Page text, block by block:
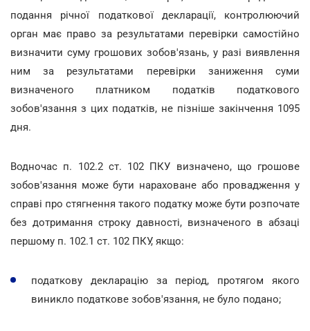
подання річної податкової декларації, контролюючий
орган має право за результатами перевірки самостійно
визначити суму грошових зобов'язань, у разі виявлення
ним за результатами перевірки заниження суми
визначеного платником податків податкового
зобов'язання з цих податків, не пізніше закінчення 1095
дня.
Водночас п. 102.2 ст. 102 ПКУ визначено, що грошове
зобов'язання може бути нараховане або провадження у
справі про стягнення такого податку може бути розпочате
без дотримання строку давності, визначеного в абзаці
першому п. 102.1 ст. 102 ПКУ, якщо:
податкову декларацію за період, протягом якого
виникло податкове зобов'язання, не було подано;